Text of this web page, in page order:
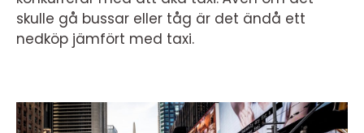
skulle gå bussar eller tåg är det ändå ett
nedköp jämfört med taxi.